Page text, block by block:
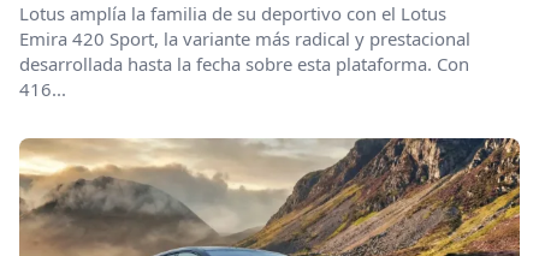
Lotus amplía la familia de su deportivo con el Lotus
Emira 420 Sport, la variante más radical y prestacional
desarrollada hasta la fecha sobre esta plataforma. Con
416...